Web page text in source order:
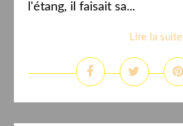
l'étang, il faisait sa...
Lire la suite